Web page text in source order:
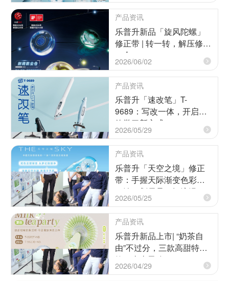
产品资讯
乐普升新品「旋风陀螺」
修正带 | 转一转，解压修正
二合一
2026/06/02
产品资讯
乐普升「速改笔」T-
9689：写改一体，开启高
效学习新方式
2026/05/29
产品资讯
乐普升「天空之境」修正
带：手握天际渐变色彩，
一涂一划尽是云间浪漫
2026/05/25
产品资讯
乐普升新品上市| “奶茶自
由”不过分，三款高甜特
饮，直击灵魂
2026/04/29